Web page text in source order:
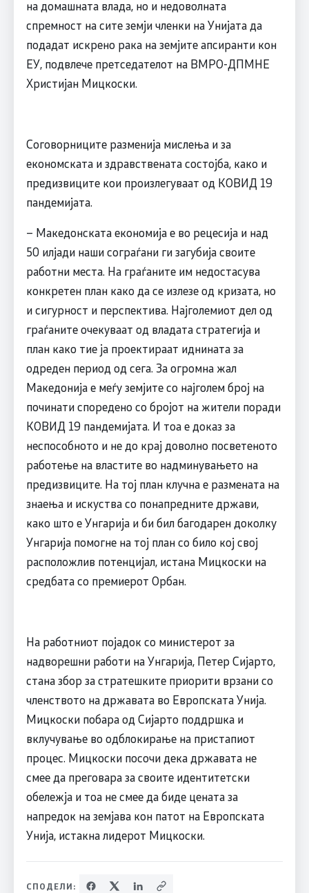
на домашната влада, но и недоволната
спремност на сите земји членки на Унијата да
подадат искрено рака на земјите апсиранти кон
ЕУ, подвлече претседателот на ВМРО-ДПМНЕ
Христијан Мицкоски.
Соговорниците разменија мислења и за
економската и здравствената состојба, како и
предизвиците кои произлегуваат од КОВИД 19
пандемијата.
– Македонската економија е во рецесија и над
50 илјади наши сограѓани ги загубија своите
работни места. На граѓаните им недостасува
конкретен план како да се излезе од кризата, но
и сигурност и перспектива. Најголемиот дел од
граѓаните очекуваат од владата стратегија и
план како тие ја проектираат иднината за
одреден период од сега. За огромна жал
Македонија е меѓу земјите со најголем број на
починати споредено со бројот на жители поради
КОВИД 19 пандемијата. И тоа е доказ за
неспособното и не до крај доволно посветеното
работење на властите во надминувањето на
предизвиците. На тој план клучна е размената на
знаења и искуства со понапредните држави,
како што е Унгарија и би бил багодарен доколку
Унгарија помогне на тој план со било кој свој
расположлив потенцијал, истана Мицкоски на
средбата со премиерот Орбан.
На работниот појадок со министерот за
надворешни работи на Унгарија, Петер Сијарто,
стана збор за стратешките приорити врзани со
членството на државата во Европската Унија.
Мицкоски побара од Сијарто поддршка и
вклучување во одблокирање на пристапиот
процес. Мицкоски посочи дека државата не
смее да преговара за своите идентитетски
обележја и тоа не смее да биде цената за
напредок на земјава кон патот на Европската
Унија, истакна лидерот Мицкоски.
СПОДЕЛИ: